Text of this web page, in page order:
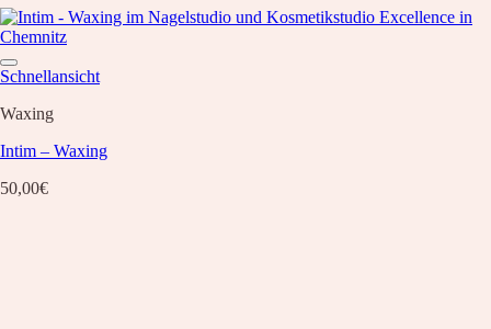
Schnellansicht
Waxing
Intim – Waxing
50,00€